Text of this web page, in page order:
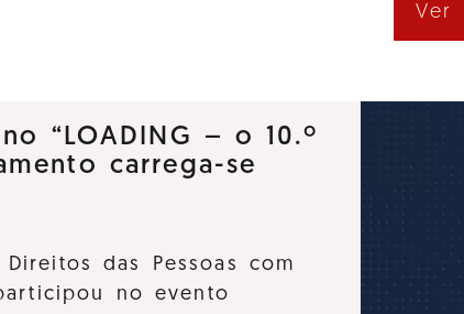
Ver
“LOADING – o 10.º
carrega-se
das Pessoas com
no evento